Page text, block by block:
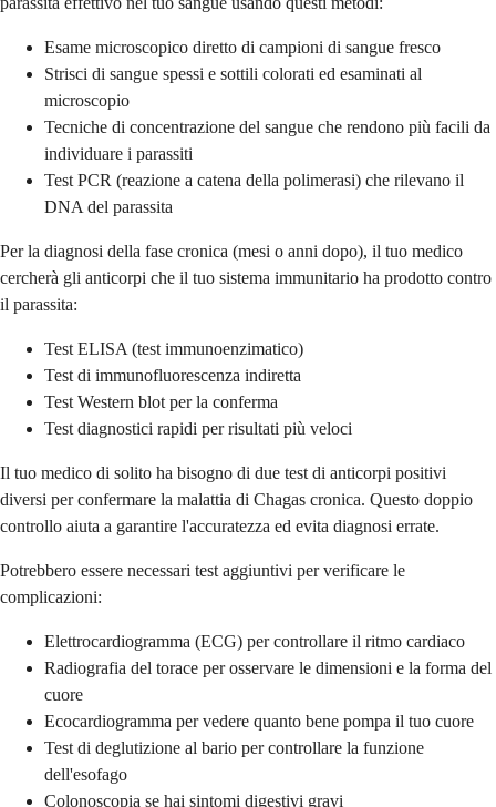
Esame microscopico diretto di campioni di sangue fresco
Strisci di sangue spessi e sottili colorati ed esaminati al
microscopio
Tecniche di concentrazione del sangue che rendono più facili da
individuare i parassiti
Test PCR (reazione a catena della polimerasi) che rilevano il
DNA del parassita
Per la diagnosi della fase cronica (mesi o anni dopo), il tuo medico
cercherà gli anticorpi che il tuo sistema immunitario ha prodotto contro
il parassita:
Test ELISA (test immunoenzimatico)
Test di immunofluorescenza indiretta
Test Western blot per la conferma
Test diagnostici rapidi per risultati più veloci
Il tuo medico di solito ha bisogno di due test di anticorpi positivi
diversi per confermare la malattia di Chagas cronica. Questo doppio
controllo aiuta a garantire l'accuratezza ed evita diagnosi errate.
Potrebbero essere necessari test aggiuntivi per verificare le
complicazioni:
Elettrocardiogramma (ECG) per controllare il ritmo cardiaco
Radiografia del torace per osservare le dimensioni e la forma del
cuore
Ecocardiogramma per vedere quanto bene pompa il tuo cuore
Test di deglutizione al bario per controllare la funzione
dell'esofago
Colonoscopia se hai sintomi digestivi gravi